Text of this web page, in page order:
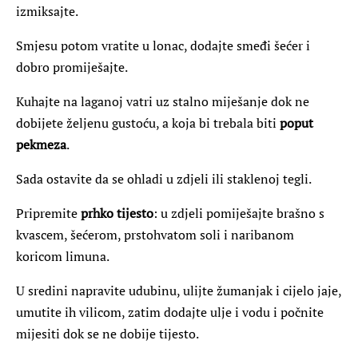
izmiksajte.
Smjesu potom vratite u lonac, dodajte smeđi šećer i
dobro promiješajte.
Kuhajte na laganoj vatri uz stalno miješanje dok ne
dobijete željenu gustoću, a koja bi trebala biti poput
pekmeza.
Sada ostavite da se ohladi u zdjeli ili staklenoj tegli.
Pripremiteprhko tijesto: u zdjeli pomiješajte brašno s
kvascem, šećerom, prstohvatom soli i naribanom
koricom limuna.
U sredini napravite udubinu, ulijte žumanjak i cijelo jaje,
umutite ih vilicom, zatim dodajte ulje i vodu i počnite
mijesiti dok se ne dobije tijesto.